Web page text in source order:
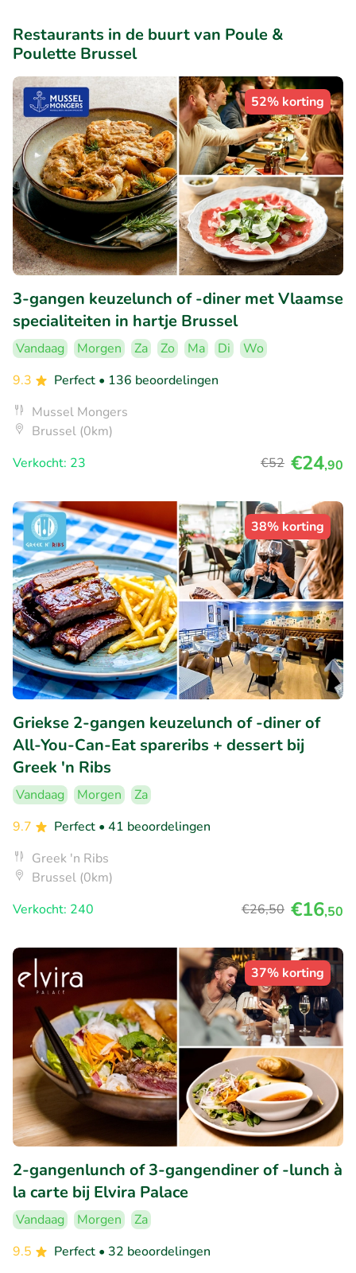
Restaurants in de buurt van Poule &
Poulette Brussel
52% korting
3-gangen keuzelunch of -diner met Vlaamse
specialiteiten in hartje Brussel
Vandaag Morgen Za Zo Ma Di
Wo
9.3
Perfect • 136 beoordelingen
Mussel Mongers
Brussel (0km)
Verkocht: 23
€52 €24,90
38% korting
Griekse 2-gangen keuzelunch of -diner of
All-You-Can-Eat spareribs + dessert bij
Greek 'n Ribs
Vandaag Morgen
Za
9.7
Perfect • 41 beoordelingen
Greek 'n Ribs
Brussel (0km)
Verkocht: 240
€26,50 €16,50
37% korting
2-gangenlunch of 3-gangendiner of -lunch à
la carte bij Elvira Palace
Vandaag Morgen
Za
9.5
Perfect • 32 beoordelingen